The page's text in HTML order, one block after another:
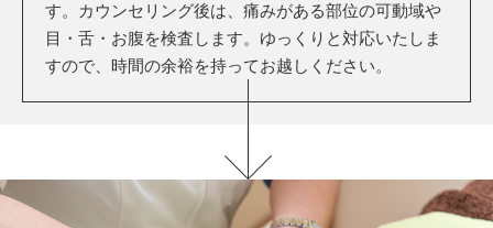
す。カウンセリング後は、痛みがある部位の可動域や
目・舌・お腹を検査します。ゆっくりと対応いたしま
すので、時間の余裕を持ってお越しください。